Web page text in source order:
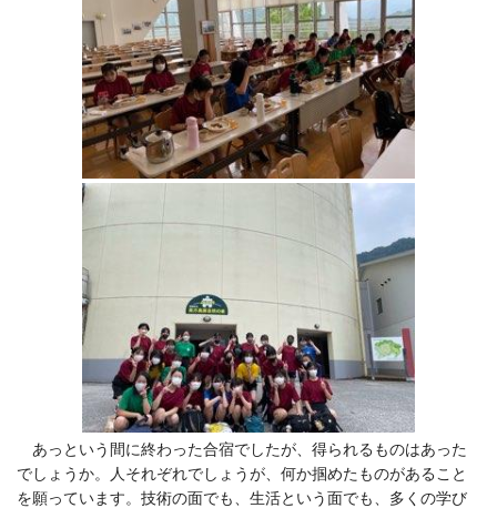
あっという間に終わった合宿でしたが、得られるものはあった
でしょうか。人それぞれでしょうが、何か掴めたものがあること
を願っています。技術の面でも、生活という面でも、多くの学び